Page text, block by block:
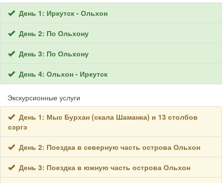
День 1: Иркутск - Ольхон
День 2: По Ольхону
День 3: По Ольхону
День 4: Ольхон - Иркутск
Экскурсионные услуги
День 1: Мыс Бурхан (скала Шаманка) и 13 столбов
сэргэ
День 2: Поездка в северную часть острова Ольхон
День 3: Поездка в южную часть острова Ольхон